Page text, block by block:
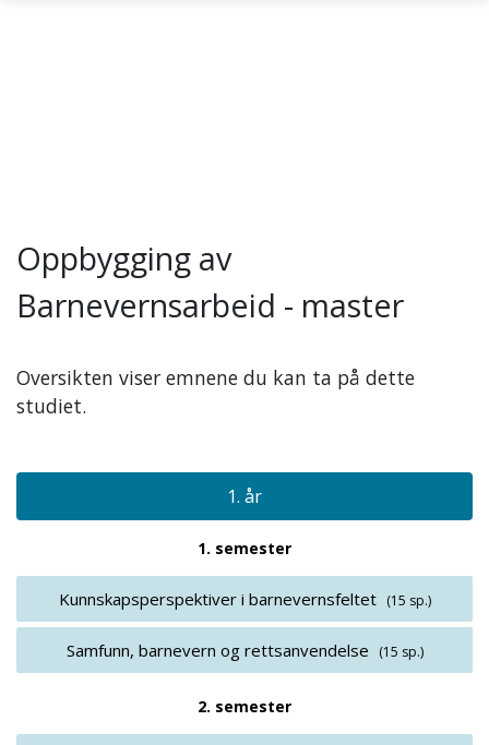
Oppbygging av
Barnevernsarbeid - master
Oversikten viser emnene du kan ta på dette
studiet.
1. år
1. semester
Kunnskapsperspektiver i barnevernsfeltet (15 sp.)
Samfunn, barnevern og rettsanvendelse (15 sp.)
2. semester